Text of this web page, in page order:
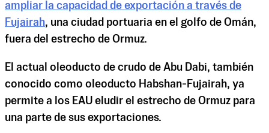
ampliar la capacidad de exportación a través de
Fujairah, una ciudad portuaria en el golfo de Omán,
fuera del estrecho de Ormuz.
El actual oleoducto de crudo de Abu Dabi, también
conocido como oleoducto Habshan-Fujairah, ya
permite a los EAU eludir el estrecho de Ormuz para
una parte de sus exportaciones.